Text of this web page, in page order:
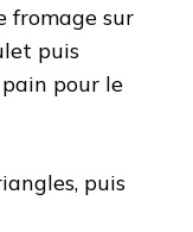
fromage sur
puis
pour le
puis